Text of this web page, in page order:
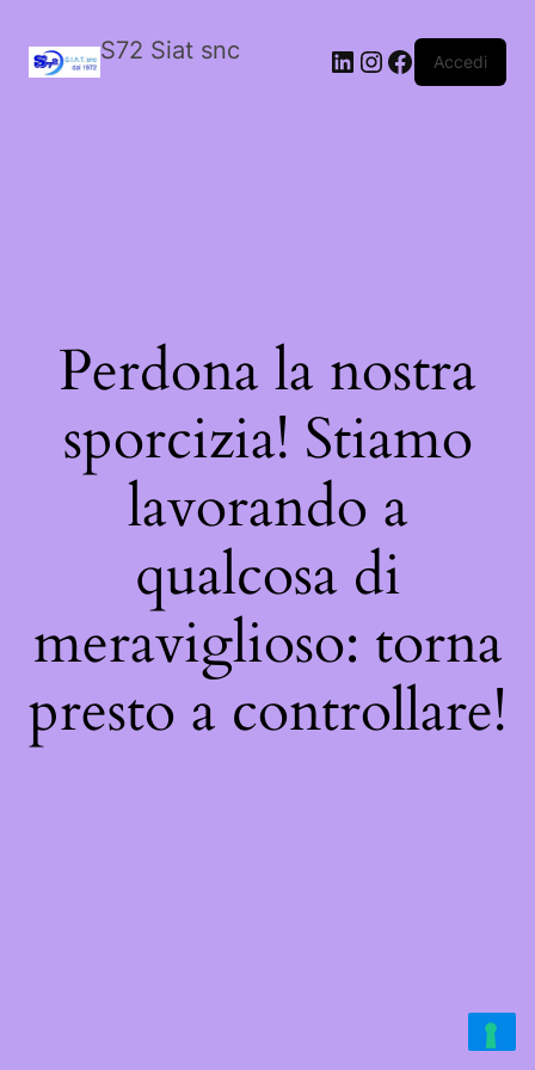
S72 Siat snc LinkedIn
Instagram
Facebook
Accedi
Perdona la nostra
sporcizia! Stiamo
lavorando a
qualcosa di
meraviglioso: torna
presto a controllare!